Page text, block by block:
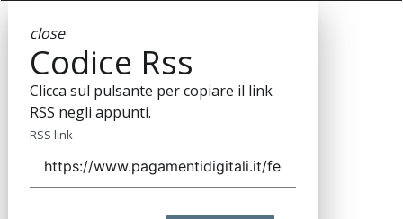
close
Codice Rss
Clicca sul pulsante per copiare il link
RSS negli appunti.
RSS link